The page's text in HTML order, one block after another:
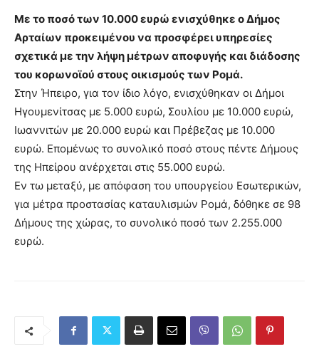
Με το ποσό των 10.000 ευρώ ενισχύθηκε ο Δήμος
Αρταίων προκειμένου να προσφέρει υπηρεσίες
σχετικά με την λήψη μέτρων αποφυγής και διάδοσης
του κορωνοϊού στους οικισμούς των Ρομά.
Στην Ήπειρο, για τον ίδιο λόγο, ενισχύθηκαν οι Δήμοι
Ηγουμενίτσας με 5.000 ευρώ, Σουλίου με 10.000 ευρώ,
Ιωαννιτών με 20.000 ευρώ και Πρέβεζας με 10.000
ευρώ. Επομένως το συνολικό ποσό στους πέντε Δήμους
της Ηπείρου ανέρχεται στις 55.000 ευρώ.
Εν τω μεταξύ, με απόφαση του υπουργείου Εσωτερικών,
για μέτρα προστασίας καταυλισμών Ρομά, δόθηκε σε 98
Δήμους της χώρας, το συνολικό ποσό των 2.255.000
ευρώ.